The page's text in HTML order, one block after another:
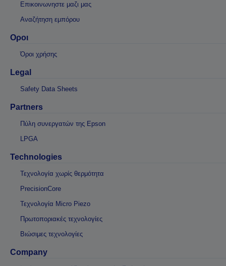
Επικοινωνηστε μαζι μας
Αναζήτηση εμπόρου
Οροι
Όροι χρήσης
Legal
Safety Data Sheets
Partners
Πύλη συνεργατών της Epson
LPGA
Technologies
Τεχνολογία χωρίς θερμότητα
PrecisionCore
Τεχνολογία Micro Piezo
Πρωτοποριακές τεχνολογίες
Βιώσιμες τεχνολογίες
Company